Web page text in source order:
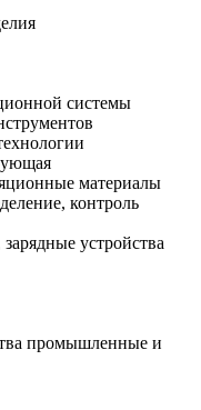
системы
материалы
контроль
устройства
промышленные и